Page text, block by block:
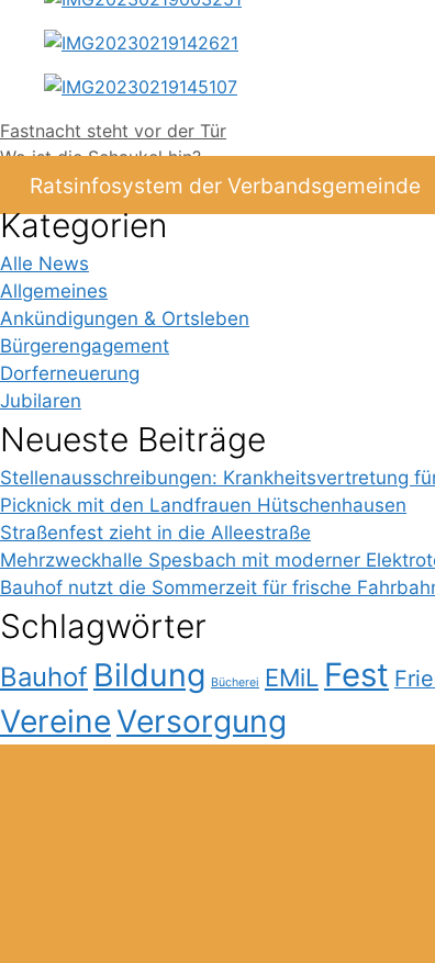
Fastnacht steht vor der Tür
Wo ist die Schaukel hin?
Ratsinfosystem der Verbandsgemeinde
Kategorien
Alle News
Allgemeines
Ankündigungen & Ortsleben
Bürgerengagement
Dorferneuerung
Jubilaren
Neueste Beiträge
Stellenausschreibungen: Krankheitsvertretung
Picknick mit den Landfrauen Hütschenhausen
Straßenfest zieht in die Alleestraße
Mehrzweckhalle Spesbach mit moderner
Bauhof nutzt die Sommerzeit für frische
Schlagwörter
Bauhof Bildung Bücherei EMiL Fest
Vereine Versorgung